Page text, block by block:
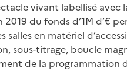
vivant labellisé avec
du fonds d’1M d’€
salles en matériel
sous-titrage, boucle
de la programmation